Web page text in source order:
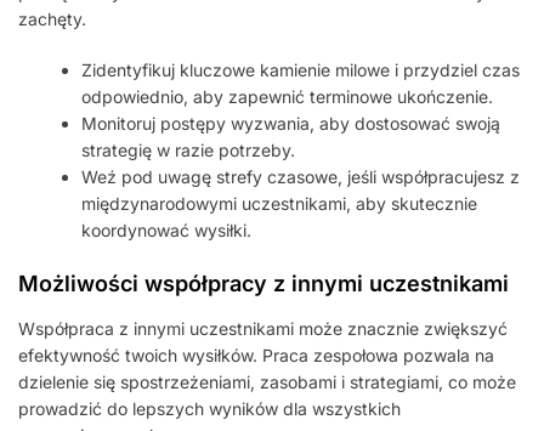
zachęty.
Zidentyfikuj kluczowe kamienie milowe i przydziel czas
odpowiednio, aby zapewnić terminowe ukończenie.
Monitoruj postępy wyzwania, aby dostosować swoją
strategię w razie potrzeby.
Weź pod uwagę strefy czasowe, jeśli współpracujesz z
międzynarodowymi uczestnikami, aby skutecznie
koordynować wysiłki.
Możliwości współpracy z innymi uczestnikami
Współpraca z innymi uczestnikami może znacznie zwiększyć
efektywność twoich wysiłków. Praca zespołowa pozwala na
dzielenie się spostrzeżeniami, zasobami i strategiami, co może
prowadzić do lepszych wyników dla wszystkich